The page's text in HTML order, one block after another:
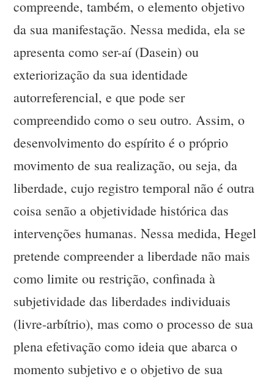
compreende, também, o elemento objetivo
da sua manifestação. Nessa medida, ela se
apresenta como ser-aí (Dasein) ou
exteriorização da sua identidade
autorreferencial, e que pode ser
compreendido como o seu outro. Assim, o
desenvolvimento do espírito é o próprio
movimento de sua realização, ou seja, da
liberdade, cujo registro temporal não é outra
coisa senão a objetividade histórica das
intervenções humanas. Nessa medida, Hegel
pretende compreender a liberdade não mais
como limite ou restrição, confinada à
subjetividade das liberdades individuais
(livre-arbítrio), mas como o processo de sua
plena efetivação como ideia que abarca o
momento subjetivo e o objetivo de sua